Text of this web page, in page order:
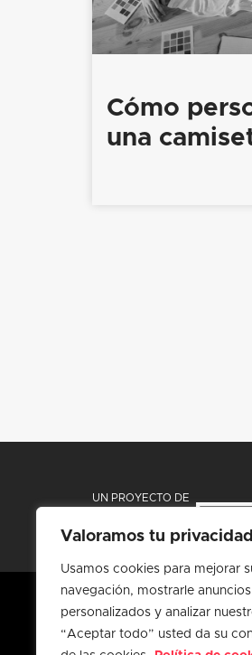
Valoramos tu privacidad
Usamos cookies para mejorar
navegación, mostrarle
personalizados y analizar
“Aceptar todo” usted da su
Cómo
una
UN PROYECTO DE